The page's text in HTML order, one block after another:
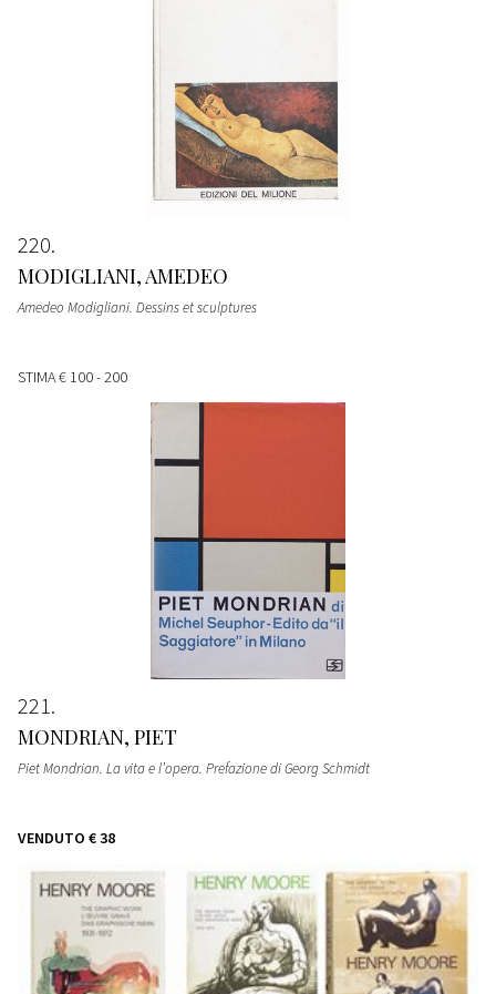
220
MODIGLIANI, AMEDEO
Amedeo Modigliani. Dessins et sculptures
STIMA€ 100 - 200
221
MONDRIAN, PIET
Piet Mondrian. La vita e l’opera. Prefazione di Georg Schmidt
VENDUTO € 38